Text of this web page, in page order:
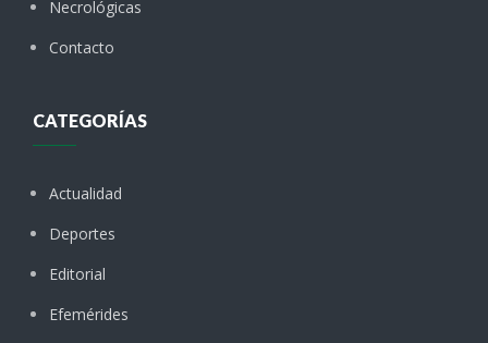
Necrológicas
Contacto
CATEGORÍAS
Actualidad
Deportes
Editorial
Efemérides